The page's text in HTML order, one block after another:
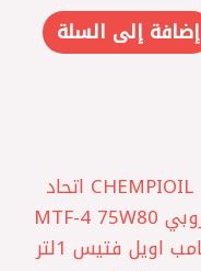
إضافة إلى السلة